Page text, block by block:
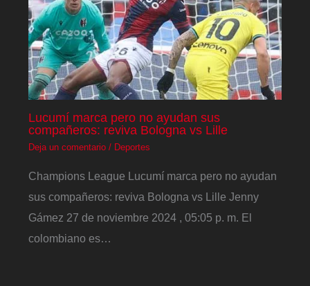
Lucumí marca pero no ayudan sus
compañeros: reviva Bologna vs Lille
Deja un comentario / Deportes
Champions League Lucumí marca pero no ayudan
sus compañeros: reviva Bologna vs Lille Jenny
Gámez 27 de noviembre 2024 , 05:05 p. m. El
colombiano es…